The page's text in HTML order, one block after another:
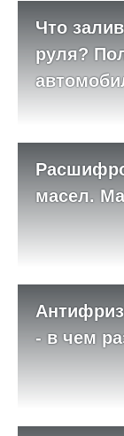
Что
руля?
масел.
- в чем